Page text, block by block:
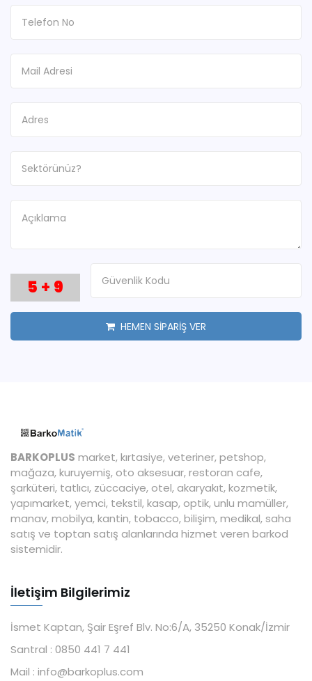
5 + 9
HEMEN SİPARİŞ VER
BARKOPLUS market, kırtasiye, veteriner, petshop,
mağaza, kuruyemiş, oto aksesuar, restoran cafe,
şarküteri, tatlıcı, züccaciye, otel, akaryakıt, kozmetik,
yapımarket, yemci, tekstil, kasap, optik, unlu mamüller,
manav, mobilya, kantin, tobacco, bilişim, medikal, saha
satış ve toptan satış alanlarında hizmet veren barkod
sistemidir.
İletişim Bilgilerimiz
İsmet Kaptan, Şair Eşref Blv. No:6/A, 35250 Konak/İzmir
Santral : 0850 441 7 441
Mail : info@barkoplus.com